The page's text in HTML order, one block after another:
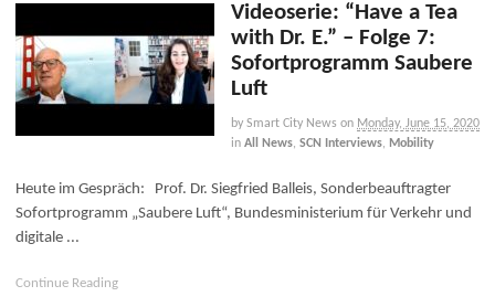
Videoserie: “Have a Tea
with Dr. E.” – Folge 7:
Sofortprogramm Saubere
Luft
by Smart City News on Monday, June 15, 2020
in All News, SCN Interviews, Mobility
Heute im Gespräch: Prof. Dr. Siegfried Balleis, Sonderbeauftragter
Sofortprogramm „Saubere Luft“, Bundesministerium für Verkehr und
digitale ...
Continue Reading